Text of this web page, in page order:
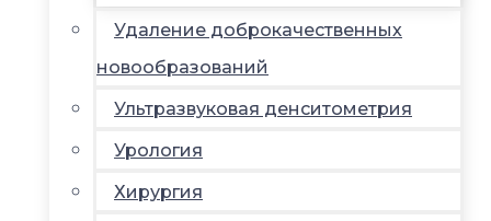
Удаление доброкачественных
новообразований
Ультразвуковая денситометрия
Урология
Хирургия